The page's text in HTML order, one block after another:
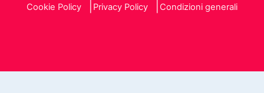
Cookie Policy Privacy Policy Condizioni generali